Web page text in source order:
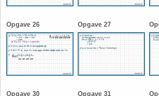
Opgave 26 Opgave 27
Opgave 30 Opgave 31
HAVO 5B - Hoofdstuk 7 - Lijnen
HAVO 5B - Hoofdstuk 8 -
HAVO 5B - Hoofdstuk 9 -
15. Lijn door 2 gegeven punten
16. Logaritmen
17. Machten